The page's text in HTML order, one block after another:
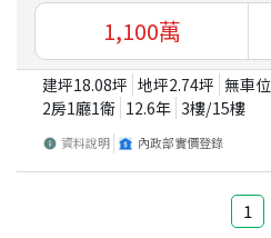
1,100萬
建坪18.08坪 地坪2.74坪 無車位
2房1廳1衛 12.6年 3樓/15樓
資料說明 內政部實價登錄
1